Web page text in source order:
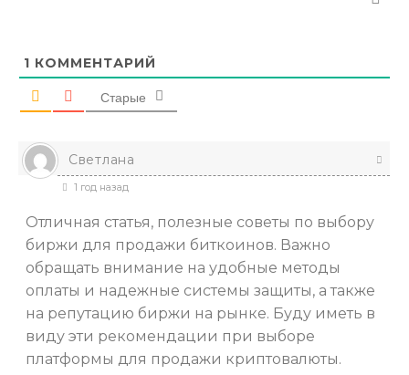
1 КОММЕНТАРИЙ
Старые
Светлана
1 год назад
Отличная статья, полезные советы по выбору
биржи для продажи биткоинов. Важно
обращать внимание на удобные методы
оплаты и надежные системы защиты, а также
на репутацию биржи на рынке. Буду иметь в
виду эти рекомендации при выборе
платформы для продажи криптовалюты.